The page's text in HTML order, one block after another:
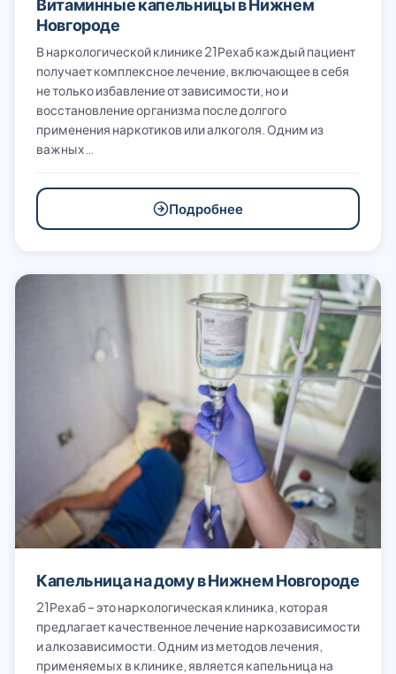
Новгороде
В наркологической клинике 21Рехаб каждый пациент
получает комплексное лечение, включающее в себя
не только избавление от зависимости, но и
восстановление организма после долгого
применения наркотиков или алкоголя. Одним из
важных…
Подробнее
Капельница на дому в Нижнем Новгороде
21Рехаб – это наркологическая клиника, которая
предлагает качественное лечение наркозависимости
и алкозависимости. Одним из методов лечения,
применяемых в клинике, является капельница на